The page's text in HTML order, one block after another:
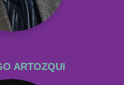
ARTOZQUI